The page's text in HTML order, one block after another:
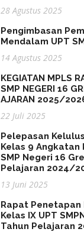
28 Agustus 2025
Pengimbasan
Mendalam UPT
14 Agustus 2025
KEGIATAN MPLS
SMP NEGERI 16
AJARAN 2025/
22 Juli 2025
Pelepasan
Kelas 9 Angkatan
SMP Negeri 16
Pelajaran 2024/
13 Juni 2025
Rapat Penetapan
Kelas IX UPT
Tahun Pelajaran